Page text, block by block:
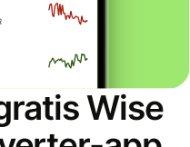
Wise